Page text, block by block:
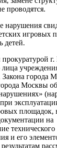
проводятся.
игровых
детей.
Закона города
Москвы об
площадок,
на
технического
и его